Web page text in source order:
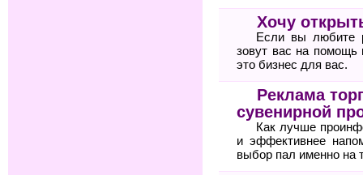
Хочу
Если вы любите
зовут вас на
это бизнес для вас.
Реклама
сувенирной
Как лучше
и эффективнее
выбор пал именно на